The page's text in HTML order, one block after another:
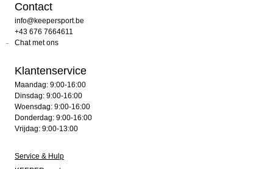
Contact
info@keepersport.be
+43 676 7664611
Chat met ons
Klantenservice
Maandag: 9:00-16:00
Dinsdag: 9:00-16:00
Woensdag: 9:00-16:00
Donderdag: 9:00-16:00
Vrijdag: 9:00-13:00
Service & Hulp